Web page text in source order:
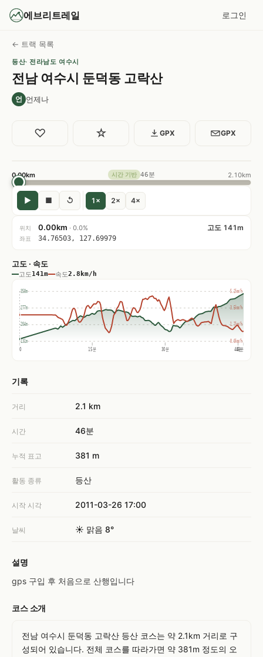
에브리트레일 로그인
← 트랙 목록
등산· 전라남도 여수시
전남 여수시 둔덕동 고락산
언 언제나
♡ ☆ GPX GPX
0.00km 시간 기반 46분 2.10km
▶ ■ ↺ 1× 2× 4×
위치 0.00km · 0.0% 고도 141m
좌표 34.76503, 127.69979
고도 · 속도
고도141m 속도2.8km/h
0 15분 30분 45분
46분
350m
277m
204m
131m
5.2km/h
3.5km/h
1.7km/h
0.0km/h
기록
거리 2.1 km
시간 46분
누적 표고 381 m
활동 종류 등산
시작 시각 2011-03-26 17:00
날씨 ☀️ 맑음 8°
설명
gps 구입 후 처음으로 산행입니다
코스 소개
전남 여수시 둔덕동 고락산 등산 코스는 약 2.1km 거리로 구
성되어 있습니다. 전체 코스를 따라가면 약 381m 정도의 오